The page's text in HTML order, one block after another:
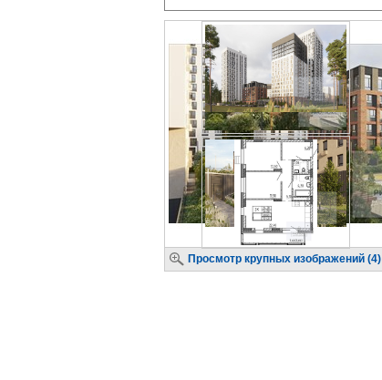
Просмотр крупных изображений (4)